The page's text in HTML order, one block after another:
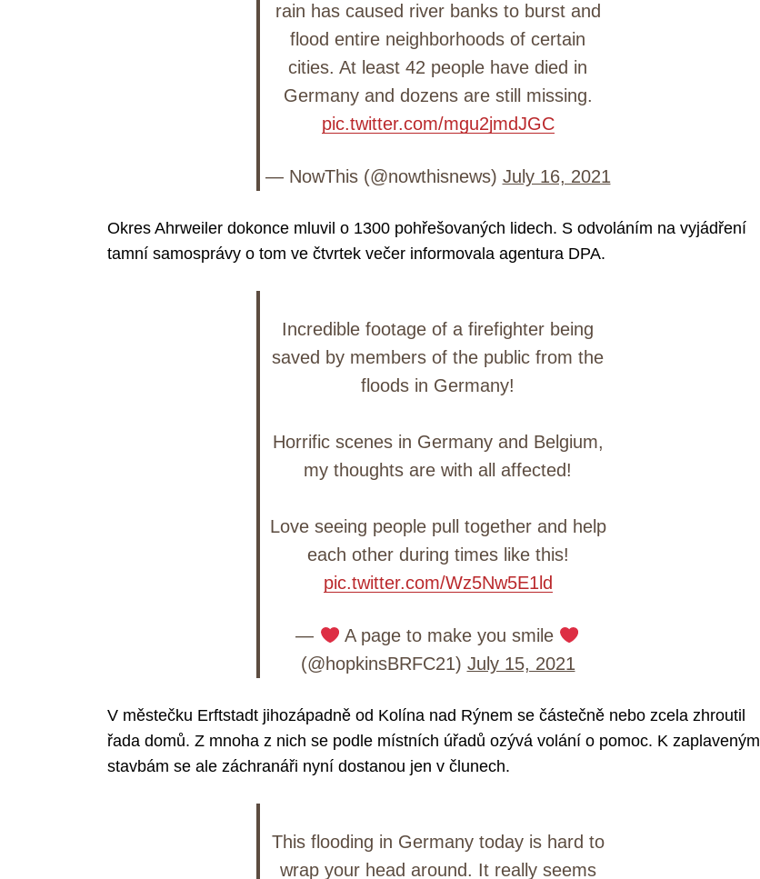
rain has caused river banks to burst and
flood entire neighborhoods of certain
cities. At least 42 people have died in
Germany and dozens are still missing.
pic.twitter.com/mgu2jmdJGC
— NowThis (@nowthisnews) July 16, 2021
Okres Ahrweiler dokonce mluvil o 1300 pohřešovaných lidech. S odvoláním na vyjádření
tamní samosprávy o tom ve čtvrtek večer informovala agentura DPA.
Incredible footage of a firefighter being
saved by members of the public from the
floods in Germany!
Horrific scenes in Germany and Belgium,
my thoughts are with all affected!
Love seeing people pull together and help
each other during times like this!
pic.twitter.com/Wz5Nw5E1ld
—
A page to make you smile
(@hopkinsBRFC21) July 15, 2021
V městečku Erftstadt jihozápadně od Kolína nad Rýnem se částečně nebo zcela zhroutil
řada domů. Z mnoha z nich se podle místních úřadů ozývá volání o pomoc. K zaplaveným
stavbám se ale záchranáři nyní dostanou jen v člunech.
This flooding in Germany today is hard to
wrap your head around. It really seems